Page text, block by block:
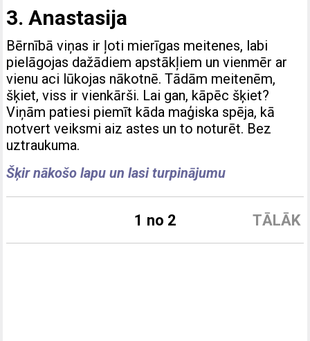
3. Anastasija
Bērnībā viņas ir ļoti mierīgas meitenes, labi
pielāgojas dažādiem apstākļiem un vienmēr ar
vienu aci lūkojas nākotnē. Tādām meitenēm,
šķiet, viss ir vienkārši. Lai gan, kāpēc šķiet?
Viņām patiesi piemīt kāda maģiska spēja, kā
notvert veiksmi aiz astes un to noturēt. Bez
uztraukuma.
Šķir nākošo lapu un lasi turpinājumu
TĀLĀK
1 no 2